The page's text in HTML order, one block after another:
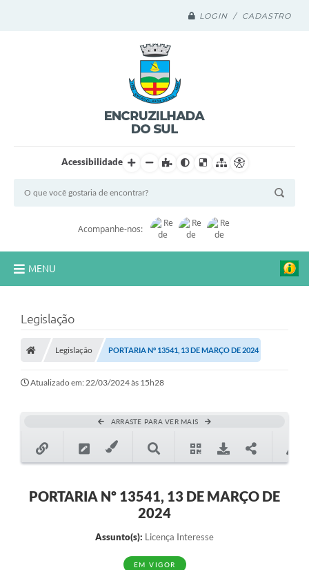
LOGIN / CADASTRO
Acessibilidade
Acompanhe-nos:
MENU
A Prefeitura
Município
Turismo
Transparência
1DOC
PARCEIROS
Legislação
Legislação PORTARIA Nº 13541, 13 DE MARÇO DE 2024
Atualizado em: 22/03/2024 às 15h28
ARRASTE PARA VER MAIS
PORTARIA Nº 13541, 13 DE MARÇO DE
2024
Assunto(s): Licença Interesse
EM VIGOR